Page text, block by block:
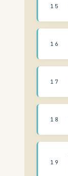
15
16
17
18
19